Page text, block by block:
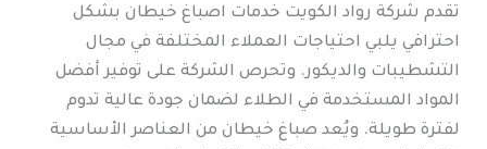
تقدم شركة رواد الكويت خدمات اصباغ خيطان بشكل
احترافي يلبي احتياجات العملاء المختلفة في مجال
التشطيبات والديكور. وتحرص الشركة على توفير أفضل
المواد المستخدمة في الطلاء لضمان جودة عالية تدوم
لفترة طويلة. ويُعد صباغ خيطان من العناصر الأساسية